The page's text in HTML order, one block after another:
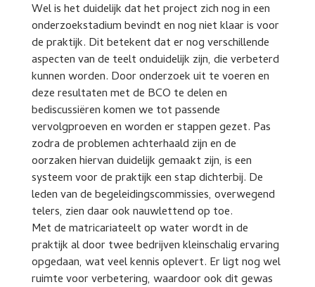
Wel is het duidelijk dat het project zich nog in een
onderzoekstadium bevindt en nog niet klaar is voor
de praktijk. Dit betekent dat er nog verschillende
aspecten van de teelt onduidelijk zijn, die verbeterd
kunnen worden. Door onderzoek uit te voeren en
deze resultaten met de BCO te delen en
bediscussiëren komen we tot passende
vervolgproeven en worden er stappen gezet. Pas
zodra de problemen achterhaald zijn en de
oorzaken hiervan duidelijk gemaakt zijn, is een
systeem voor de praktijk een stap dichterbij. De
leden van de begeleidingscommissies, overwegend
telers, zien daar ook nauwlettend op toe.
Met de matricariateelt op water wordt in de
praktijk al door twee bedrijven kleinschalig ervaring
opgedaan, wat veel kennis oplevert. Er ligt nog wel
ruimte voor verbetering, waardoor ook dit gewas